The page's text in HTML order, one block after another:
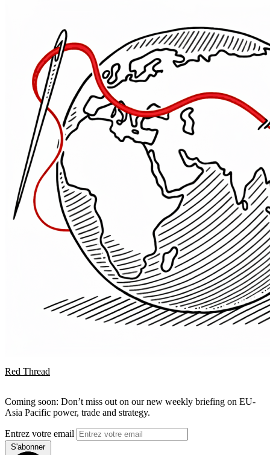
Red Thread
Coming soon: Don’t miss out on our new weekly briefing on EU-
Asia Pacific power, trade and strategy.
Entrez votre email
S'abonner